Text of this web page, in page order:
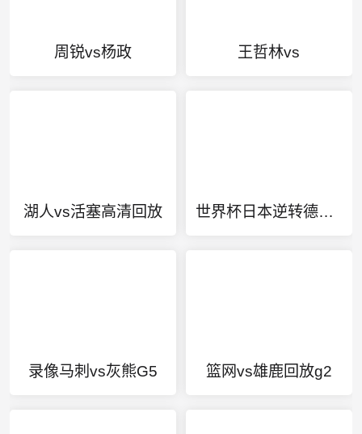
周锐vs杨政 王哲林vs
湖人vs活塞高清回放 世界杯日本逆转德国原因揭晓
录像马刺vs灰熊G5 篮网vs雄鹿回放g2